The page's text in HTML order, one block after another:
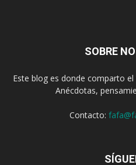
SOBRE
Este blog es donde comparto
Anécdotas,
Contacto: